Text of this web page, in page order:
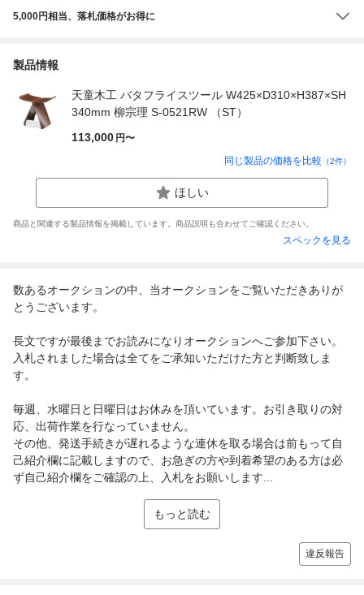
5,000円相当、落札価格がお得に
製品情報
天童木工 バタフライスツール W425×D310×H387×SH
340mm 柳宗理 S-0521RW （ST）
113,000 円〜
同じ製品の価格を比較 （2件）
ほしい
商品と関連する製品情報を掲載しています。商品説明も合わせてご確認ください。
スペックを見る
数あるオークションの中、当オークションをご覧いただきありが
とうございます。
長文ですが最後までお読みになりオークションへご参加下さい。
入札されました場合は全てをご承知いただけた方と判断致しま
す。
毎週、水曜日と日曜日はお休みを頂いています。お引き取りの対
応、出荷作業を行なっていません。
その他、発送手続きが遅れるような連休を取る場合は前もって自
己紹介欄に記載しますので、お急ぎの方や到着希望のある方は必
ず自己紹介欄をご確認の上、入札をお願いします...
もっと読む
違反報告